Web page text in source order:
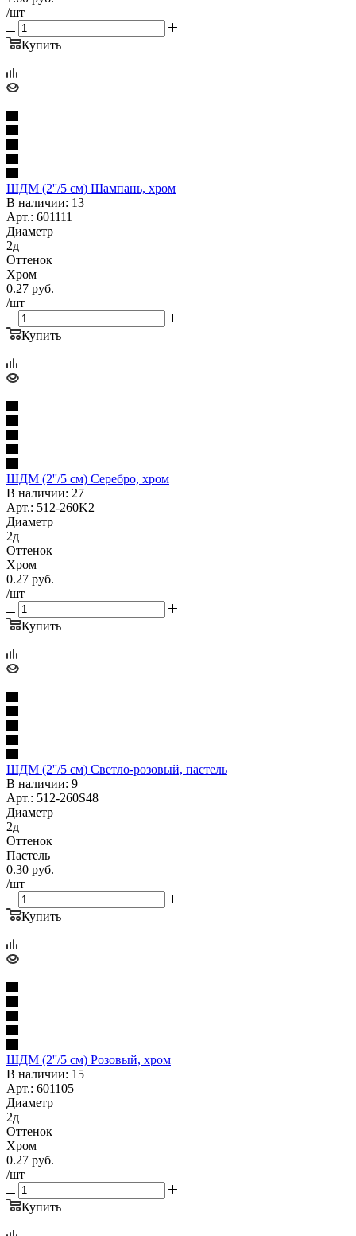
/шт
Купить
ШДМ (2''/5 см) Шампань, хром
В наличии: 13
Арт.: 601111
Диаметр
2д
Оттенок
Хром
0.27 руб.
/шт
Купить
ШДМ (2''/5 см) Серебро, хром
В наличии: 27
Арт.: 512-260K2
Диаметр
2д
Оттенок
Хром
0.27 руб.
/шт
Купить
ШДМ (2''/5 см) Светло-розовый, пастель
В наличии: 9
Арт.: 512-260S48
Диаметр
2д
Оттенок
Пастель
0.30 руб.
/шт
Купить
ШДМ (2''/5 см) Розовый, хром
В наличии: 15
Арт.: 601105
Диаметр
2д
Оттенок
Хром
0.27 руб.
/шт
Купить